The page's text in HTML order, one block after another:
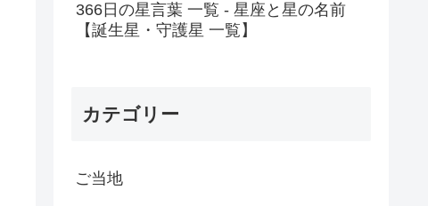
366日の星言葉 一覧 - 星座と星の名前
【誕生星・守護星 一覧】
カテゴリー
ご当地